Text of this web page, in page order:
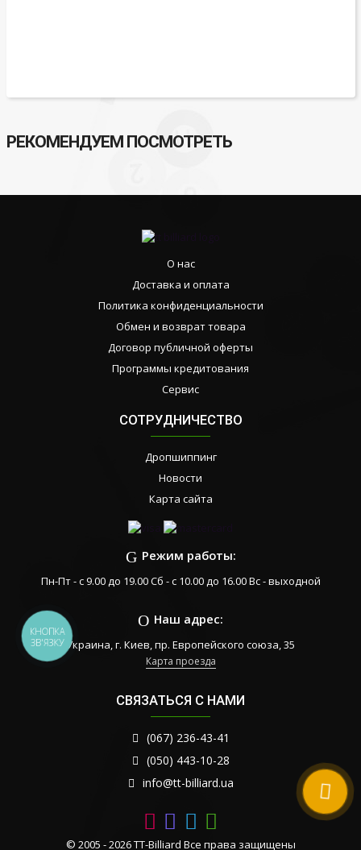
РЕКОМЕНДУЕМ ПОСМОТРЕТЬ
О нас
Доставка и оплата
Политика конфиденциальности
Обмен и возврат товара
Договор публичной оферты
Программы кредитования
Сервис
СОТРУДНИЧЕСТВО
Дропшиппинг
Новости
Карта сайта
Режим работы:
Пн-Пт - с 9.00 до 19.00 Сб - с 10.00 до 16.00 Вс - выходной
Наш адрес:
Украина, г. Киев, пр. Европейского союза, 35
Карта проезда
СВЯЗАТЬСЯ С НАМИ
(067) 236-43-41
(050) 443-10-28
info@tt-billiard.ua
© 2005 - 2026 TT-Billiard Все права защищены
КНОПКА
ЗВ'ЯЗКУ